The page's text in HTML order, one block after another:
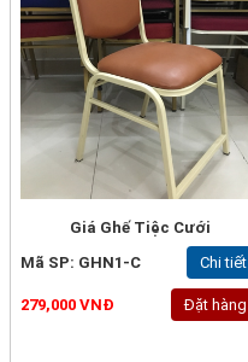
Giá Ghế Tiệc Cưới
Mã SP: GHN1-C
Chi tiết
279,000 VNĐ
Đặt hàng